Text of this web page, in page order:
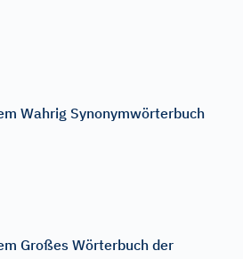
Wahrig Synonymwörterbuch
Großes Wörterbuch der